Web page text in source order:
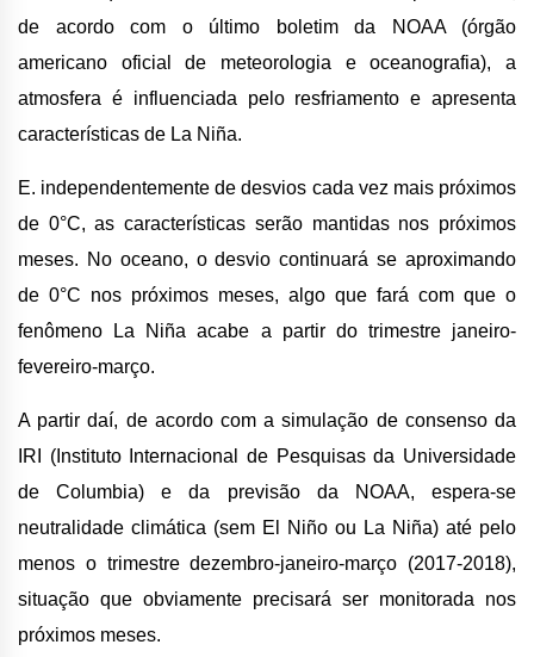
de acordo com o último boletim da NOAA (órgão
americano oficial de meteorologia e oceanografia), a
atmosfera é influenciada pelo resfriamento e apresenta
características de La Niña.
E. independentemente de desvios cada vez mais próximos
de 0°C, as características serão mantidas nos próximos
meses. No oceano, o desvio continuará se aproximando
de 0°C nos próximos meses, algo que fará com que o
fenômeno La Niña acabe a partir do trimestre janeiro-
fevereiro-março.
A partir daí, de acordo com a simulação de consenso da
IRI (Instituto Internacional de Pesquisas da Universidade
de Columbia) e da previsão da NOAA, espera-se
neutralidade climática (sem El Niño ou La Niña) até pelo
menos o trimestre dezembro-janeiro-março (2017-2018),
situação que obviamente precisará ser monitorada nos
próximos meses.